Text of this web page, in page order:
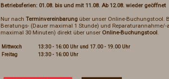
Betriebsferien: 01.08. bis und mit 11.08. Ab 12.08. wieder geöffnet
Nur nach Terminvereinbarung über unser Online-Buchungstool.
Beratungs- (Dauer maximal 1 Stunde) und
maximal 30 Minuten) direkt über unser Online-Buchungstool.
Mittwoch
13:30 - 16:00 Uhr und 17.00 - 19.00 Uhr
Freitag
13:30 - 16:00 Uhr